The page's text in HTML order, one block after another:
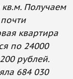
Получаем
квартира
по 24000
рублей.
684 030